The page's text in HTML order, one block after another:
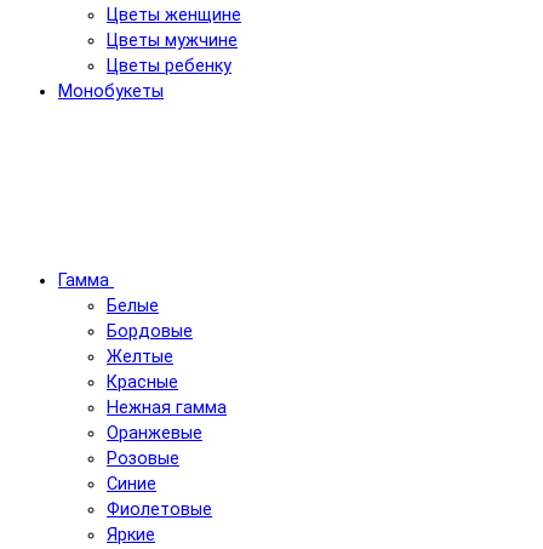
Цветы женщине
Цветы мужчине
Цветы ребенку
Монобукеты
Гамма
Белые
Бордовые
Желтые
Красные
Нежная гамма
Оранжевые
Розовые
Синие
Фиолетовые
Яркие